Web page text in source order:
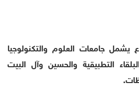
يشمل جامعات العلوم والتكنولوجيا
التطبيقية والحسين وآل البيت